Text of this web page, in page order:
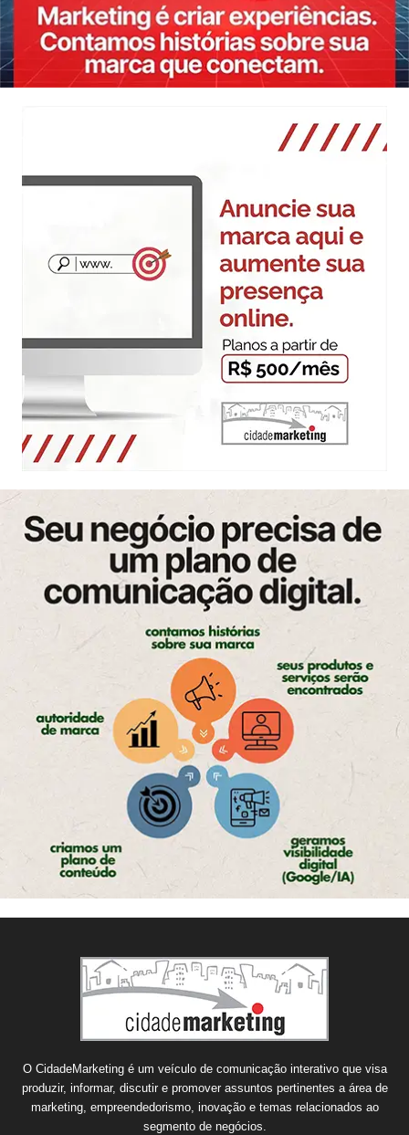
O CidadeMarketing é um veículo de comunicação interativo que visa
produzir, informar, discutir e promover assuntos pertinentes a área de
marketing, empreendedorismo, inovação e temas relacionados ao
segmento de negócios.